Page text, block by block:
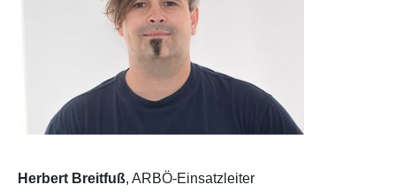
Herbert Breitfuß, ARBÖ-Einsatzleiter